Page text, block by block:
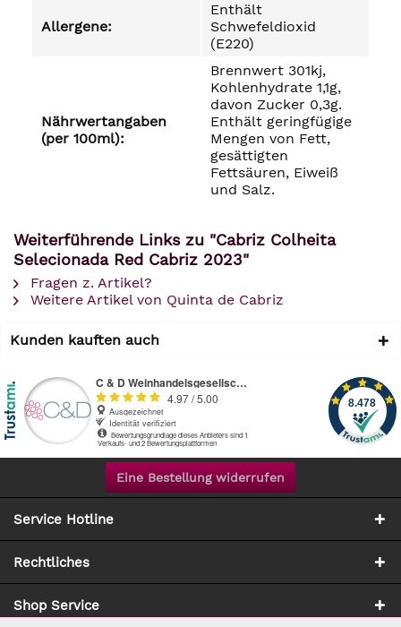
Allergene:
Enthält
Schwefeldioxid
(E220)
Nährwertangaben
(per 100ml):
Brennwert 301kj,
Kohlenhydrate 1,1g,
davon Zucker 0,3g.
Enthält geringfügige
Mengen von Fett,
gesättigten
Fettsäuren, Eiweiß
und Salz.
Weiterführende Links zu "Cabriz Colheita
Selecionada Red Cabriz 2023"
Fragen z. Artikel?
Weitere Artikel von Quinta de Cabriz
Kunden kauften auch
Eine Bestellung widerrufen
Service Hotline
Rechtliches
Shop Service